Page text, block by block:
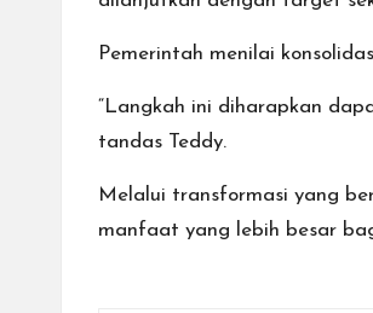
Pemerintah menilai
“Langkah ini diharapkan
tandas Teddy.
Melalui transformasi yang
manfaat yang lebih besar